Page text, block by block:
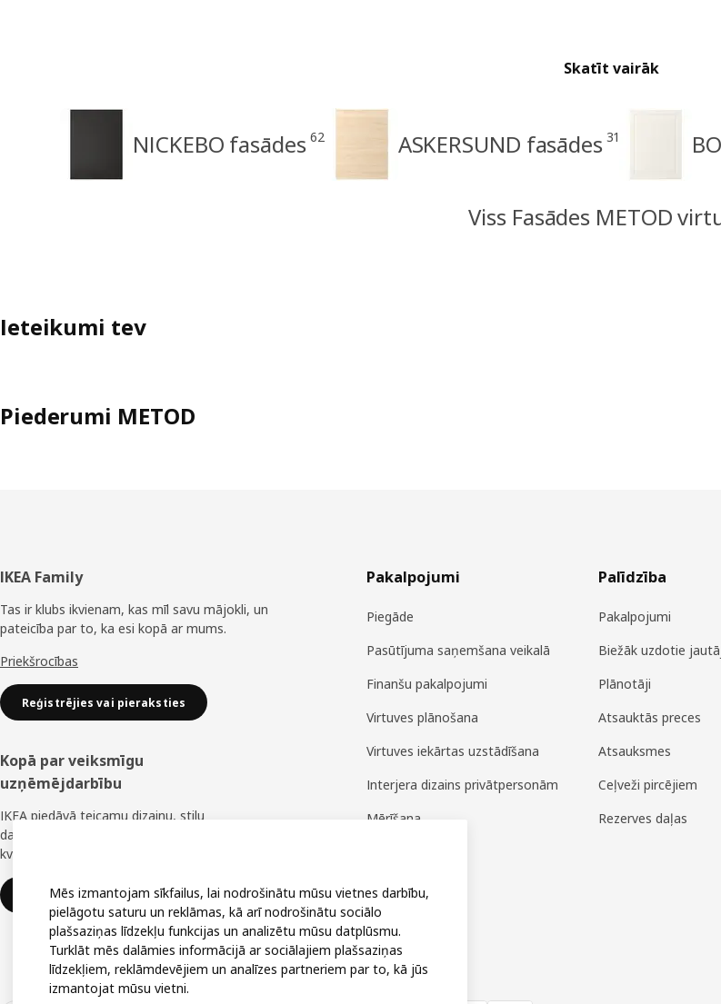
Skatīt vairāk
NICKEBO fasādes 62 ASKERSUND fasādes 31
Viss Fasādes METOD
Ieteikumi tev
Piederumi METOD
Kājene
IKEA Family
Tas ir klubs ikvienam, kas mīl savu mājokli, un
pateicība par to, ka esi kopā ar mums.
Priekšrocības
Reģistrējies vai pieraksties
Kopā par veiksmīgu
uzņēmējdarbību
IKEA piedāvā teicamu dizainu, stilu
daudzveidību, lielisku cenu un uzticamu
kvalitāti.
IKEA uzņēmumiem
Pakalpojumi
Piegāde
Pasūtījuma saņemšana veikalā
Finanšu pakalpojumi
Virtuves plānošana
Virtuves iekārtas uzstādīšana
Interjera dizains privātpersonām
Mērīšana
Palīdzība
Pakalpojumi
Biežāk uzdotie
Plānotāji
Atsauktās preces
Atsauksmes
Ceļveži pircējiem
Rezerves daļas
Mēs izmantojam sīkfailus, lai nodrošinātu mūsu vietnes darbību,
pielāgotu saturu un reklāmas, kā arī nodrošinātu sociālo
plašsaziņas līdzekļu funkcijas un analizētu mūsu datplūsmu.
Turklāt mēs dalāmies informācijā ar sociālajiem plašsaziņas
līdzekļiem, reklāmdevējiem un analīzes partneriem par to, kā jūs
izmantojat mūsu vietni.